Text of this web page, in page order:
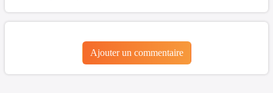
Ajouter un commentaire